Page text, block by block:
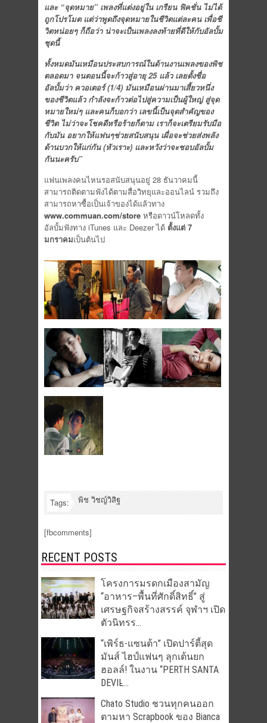
และ “จุดหมาย” เพลงที่แต่งอยู่ใน เกรียน ฟิคชั่น ไม่ได้
ถูกโปรโมต แต่ว่าพูดถึงจุดหมายในชีวิตแต่ละคน เพื่อชี
วิตหน่อยๆ ก็ถือว่า น่าจะเป็นเพลงลงท้ายที่ดีให้กับอัลบั้ม
ชุดนี้
ทั้งหมดมันเหมือนประสบการณ์ในด้านงานเพลงของพิช
ตลอดมา จนตอนนี้จะก้าวสู่อายุ 25 แล้ว เลยตั้งชื่อ
อัลบั้มว่า ควอเตอร์(1/4) มันเหมือนผ่านมาเสี้ยวหนึ่ง
ของชีวิตแล้ว กำลังจะก้าวต่อไปสู่ความเป็นผู้ใหญ่ สู่จุด
หมายใหม่ๆ และคนก็บอกว่า เลขนี้เป็นจุดสำคัญของ
ชีวิต ไม่ว่าจะโชคดีหรือร้ายก็ตาม เราก็จะเตรียมรับมือ
กับมัน อยากให้แฟนๆช่วยสนับสนุน เผื่อจะช่วยส่งพลัง
ด้านบวกให้แก่กัน (หัวเราะ) และหวังว่าจะชอบอัลบั้ม
กันนะครับ”
แฟนเพลงคนไหนรอสนับสนุนอยู่ 28 ธันวาคมนี้
สามารถติดตามฟังได้ตามสื่อวิทยุและออนไลน์ รวมถึง
สามารถหาซื้อเป็นเจ้าของได้แล้วทาง
www.commuan.com/store หรือดาวน์โหลดทั้ง
อัลบั้มฟังทาง iTunes และ Deezer ได้ ตั้งแต่ 7
มกราคมเป็นต้นไป
Tags: พิช วิชญ์วิสิฐ
[fbcomments]
RECENT POSTS
โครงการมรดกเมืองสามัญ
“อาหาร–พื้นที่ศักดิ์สิทธิ์” สู่
เศรษฐกิจสร้างสรรค์ จุฬาฯ เปิด
ตัวนิทรร...
“เพิร์ธ-แซนต้า” เปิดปาร์ตี้สุด
มันส์ ไฮป์แฟนๆ ลุกเต้นยก
ฮอลล์! ในงาน “PERTH SANTA
DEVIL̵...
Chato Studio ชวนทุกคนออก
ตามหา Scrapbook ของ Bianca